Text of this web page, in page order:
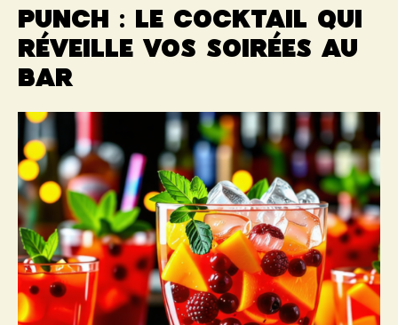
Punch : le cocktail qui
réveille vos soirées au
bar